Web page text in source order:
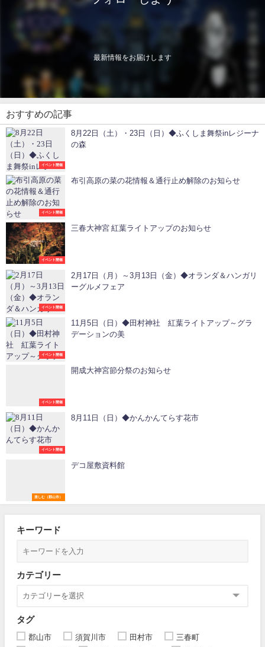
最新情報をお届けします
おすすめの記事
イベント開催
8月22日（土）・23日（日）◆ふくしま舞祭inレジーナ
の森
イベント開催
布引高原の菜の花情報＆通行止め解除のお知らせ
イベント開催
三春大神宮 紅葉ライトアップのお知らせ
イベント開催
2月17日（月）～3月13日（金）◆オランダ＆ハンガリ
ーグルメフェア
イベント開催
11月5日（日）◆田村神社 紅葉ライトアップ～グラ
デーションの美
イベント開催
開成大神宮節分祭のお知らせ
イベント開催
8月11日（日）◆かんかんてらす花市
楽しむ（郡山市）
デコ屋敷資料館
キーワード
カテゴリー
タグ
郡山市 須賀川市 田村市
三春町